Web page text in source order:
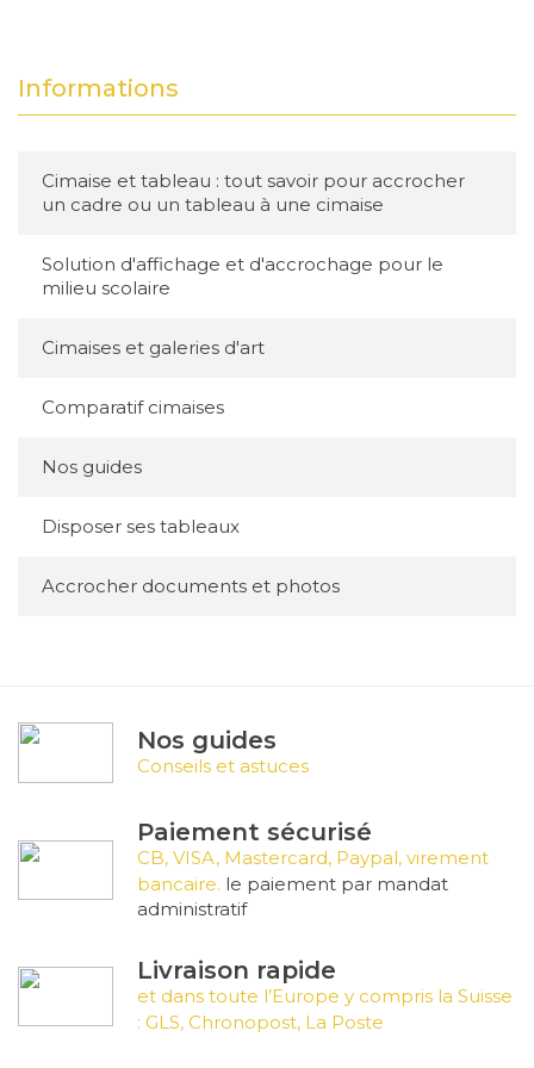
Informations
Cimaise et tableau : tout savoir pour accrocher
un cadre ou un tableau à une cimaise
Solution d'affichage et d'accrochage pour le
milieu scolaire
Cimaises et galeries d'art
Comparatif cimaises
Nos guides
Disposer ses tableaux
Accrocher documents et photos
pour les numéros de
Le choix du matériau est essentiel pour
l’entretien facile des numéros de chambres.
courants :
populaires en raison de sa légèreté, de sa
permet une large variété de finitions (brossé,
mat, brillant) et est souvent utilisé dans les
Plexiglas
moderne et sa transparence. Il peut être
coloré ou gravé, offrant ainsi une grande
liberté de personnalisation.
Inconvénients : Sensible aux rayures.
c)Laiton
Nos guides
Conseils et astuces
Paiement sécurisé
CB, VISA, Mastercard, Paypal, virement
bancaire. le paiement par mandat
administratif
Livraison rapide
et dans toute l’Europe y compris la Suisse
: GLS, Chronopost, La Poste